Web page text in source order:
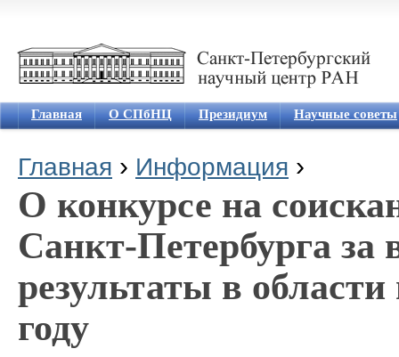
Главная О СПбНЦ Президиум Научные советы
Вы здесь
Главная › Информация ›
О конкурсе на
Санкт-Петербурга
результаты в
году